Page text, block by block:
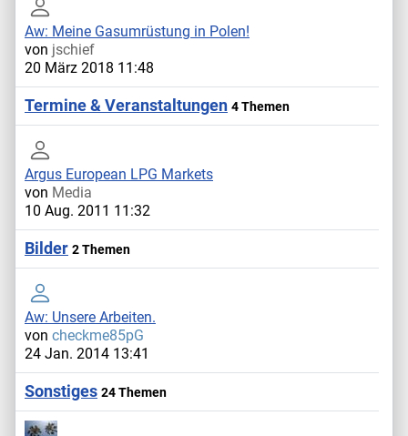
Aw: Meine Gasumrüstung in Polen!
von jschief
20 März 2018 11:48
Termine & Veranstaltungen 4 Themen
Argus European LPG Markets
von Media
10 Aug. 2011 11:32
Bilder 2 Themen
Aw: Unsere Arbeiten.
von checkme85pG
24 Jan. 2014 13:41
Sonstiges 24 Themen